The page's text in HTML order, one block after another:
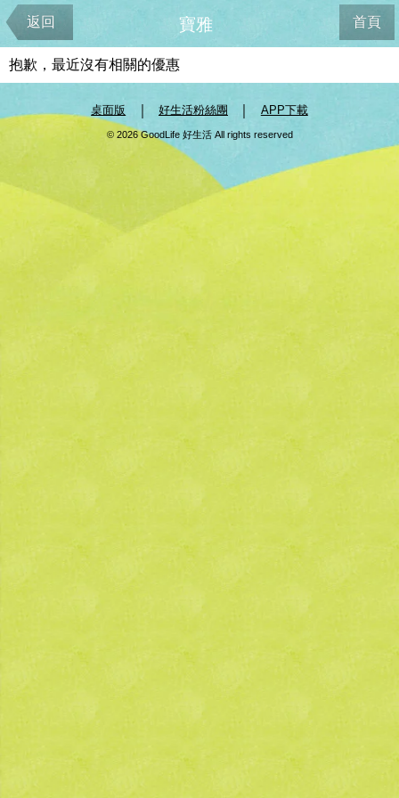
返回 首頁
寶雅
抱歉，最近沒有相關的優惠
桌面版 好生活粉絲團 APP下載
© 2026 GoodLife 好生活 All rights reserved